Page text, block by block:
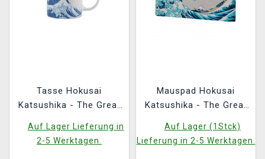
Tasse Hokusai
Katsushika - The Great
Auf Lager Lieferung in
2-5 Werktagen.
Mauspad Hokusai
Katsushika - The Great
Auf Lager (1Stck)
Lieferung in 2-5 Werktagen.